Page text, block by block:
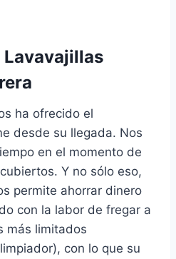
Lavavajillas
ha ofrecido el
desde su llegada. Nos
en el momento de
Y no sólo eso,
permite ahorrar dinero
con la labor de fregar a
más limitados
con lo que su